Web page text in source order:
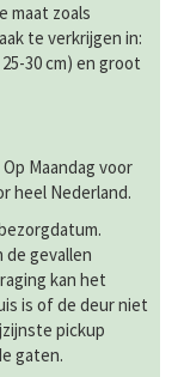
maat zoals
te verkrijgen in:
30 cm) en groot
Maandag voor
heel Nederland.
de gevallen
kan het
is of de deur niet
pickup
gaten.